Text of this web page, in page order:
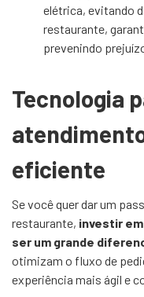
elétrica, evitando
restaurante,
prevenindo
Tecnologia
eficiente
Se você quer dar um
restaurante, investir
ser um grande
otimizam o fluxo de
experiência mais ágil e